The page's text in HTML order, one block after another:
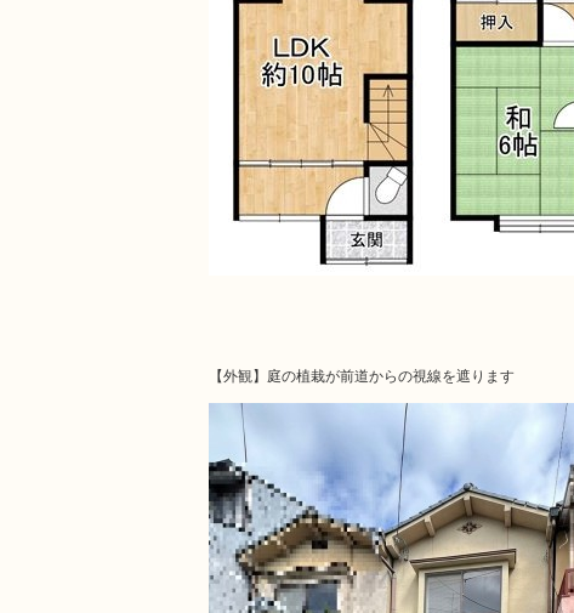
【外観】庭の植栽が前道からの視線を遮ります